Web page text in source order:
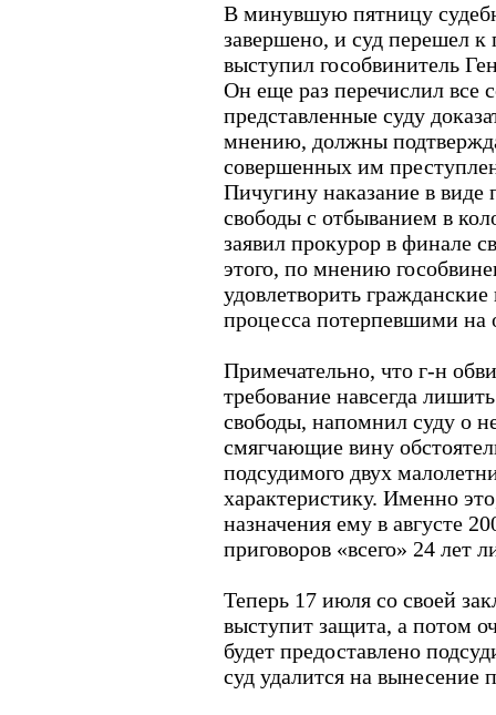
В минувшую пятницу
завершено, и суд перешел
выступил гособвинитель
Он еще раз перечислил все
представленные суду
мнению, должны
совершенных им
Пичугину наказание в
свободы с отбыванием в
заявил прокурор в финале
этого, по мнению
удовлетворить
процесса потерпевшими
Примечательно, что г-н
требование навсегда
свободы, напомнил суду о
смягчающие вину
подсудимого двух
характеристику. Именно
назначения ему в августе
приговоров «всего» 24 лет
Теперь 17 июля со своей
выступит защита, а потом
будет предоставлено
суд удалится на вынесение